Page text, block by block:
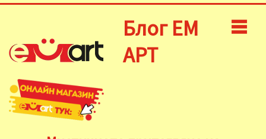
Блог ЕМ
АРТ